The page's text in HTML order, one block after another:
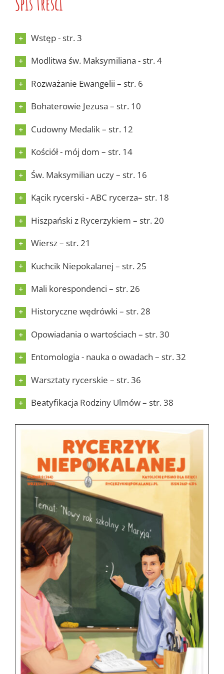
Wstęp - str. 3
Modlitwa św. Maksymiliana - str. 4
Rozważanie Ewangelii – str. 6
Bohaterowie Jezusa – str. 10
Cudowny Medalik – str. 12
Kościół - mój dom – str. 14
Św. Maksymilian uczy – str. 16
Kącik rycerski - ABC rycerza– str. 18
Hiszpański z Rycerzykiem – str. 20
Wiersz – str. 21
Kuchcik Niepokalanej – str. 25
Mali korespondenci – str. 26
Historyczne wędrówki – str. 28
Opowiadania o wartościach – str. 30
Entomologia - nauka o owadach – str. 32
Warsztaty rycerskie – str. 36
Beatyfikacja Rodziny Ulmów – str. 38